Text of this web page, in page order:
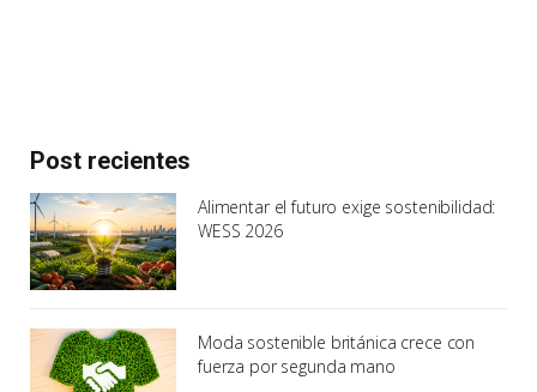
Post recientes
Alimentar el futuro exige sostenibilidad:
WESS 2026
Moda sostenible británica crece con
fuerza por segunda mano